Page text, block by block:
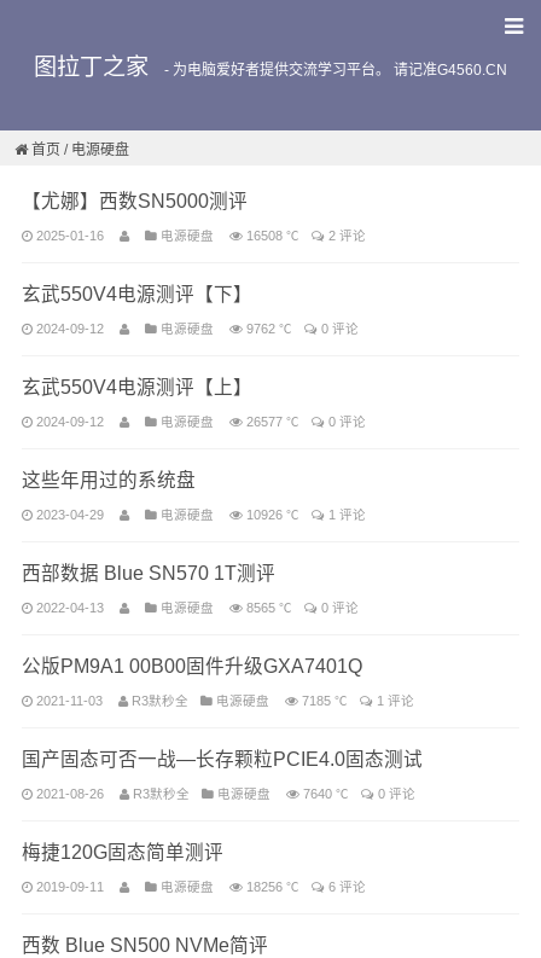
图拉丁之家 - 为电脑爱好者提供交流学习平台。 请记准G4560.CN
首页 / 电源硬盘
【尤娜】西数SN5000测评
2025-01-16 电源硬盘 16508 ℃ 2 评论
玄武550V4电源测评【下】
2024-09-12 电源硬盘 9762 ℃ 0 评论
玄武550V4电源测评【上】
2024-09-12 电源硬盘 26577 ℃ 0 评论
这些年用过的系统盘
2023-04-29 电源硬盘 10926 ℃ 1 评论
西部数据 Blue SN570 1T测评
2022-04-13 电源硬盘 8565 ℃ 0 评论
公版PM9A1 00B00固件升级GXA7401Q
2021-11-03 R3默秒全 电源硬盘 7185 ℃ 1 评论
国产固态可否一战—长存颗粒PCIE4.0固态测试
2021-08-26 R3默秒全 电源硬盘 7640 ℃ 0 评论
梅捷120G固态简单测评
2019-09-11 电源硬盘 18256 ℃ 6 评论
西数 Blue SN500 NVMe简评